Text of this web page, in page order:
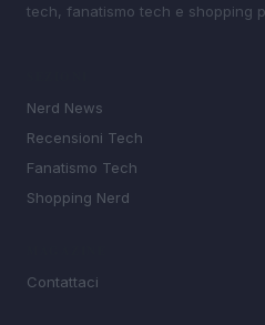
tech, fanatismo tech e shopping
Nerd News
Recensioni Tech
Fanatismo Tech
Shopping Nerd
Contattaci